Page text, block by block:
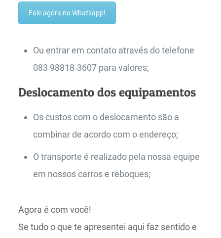
Fale agora no Whatsapp!
Ou entrar em contato através do telefone
083 98818-3607 para valores;
Deslocamento dos equipamentos
Os custos com o deslocamento são a
combinar de acordo com o endereço;
O transporte é realizado pela nossa equipe
em nossos carros e reboques;
Agora é com você!
Se tudo o que te apresentei aqui faz sentido e